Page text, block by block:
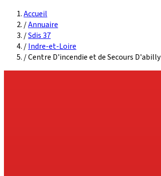
Accueil
/Annuaire
/Sdis 37
/Indre-et-Loire
/Centre D'incendie et de Secours D'abilly